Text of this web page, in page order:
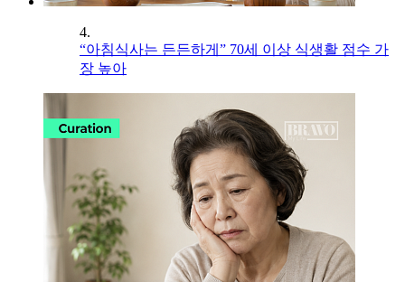
4.
“아침식사는 든든하게” 70세 이상 식생활 점수 가
장 높아